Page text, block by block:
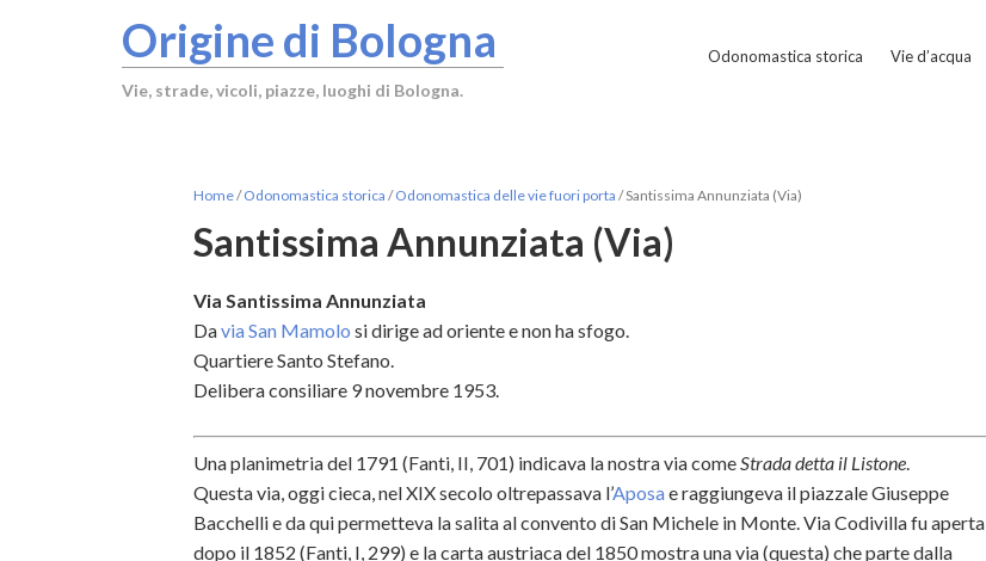
Origine di Bologna
Vie, strade, vicoli, piazze, luoghi di Bologna.
Odonomastica storica Vie d’acqua
Home/ Odonomastica storica / Odonomastica delle vie fuori porta /Santissima Annunziata (Via)
Santissima Annunziata (Via)
Via Santissima Annunziata
Davia San Mamolo si dirige ad oriente e non ha sfogo.
Quartiere Santo Stefano.
Delibera consiliare 9 novembre 1953.
Una planimetria del 1791 (Fanti, II, 701) indicava la nostra via comeStrada detta il Listone.
Questa via, oggi cieca, nel XIX secolo oltrepassava l’Aposae raggiungeva il piazzale Giuseppe
Bacchelli e da qui permetteva la salita al convento di San Michele in Monte. Via Codivilla fu aperta
dopo il 1852 (Fanti, I, 299) e la carta austriaca del 1850 mostra una via (questa) che parte dalla